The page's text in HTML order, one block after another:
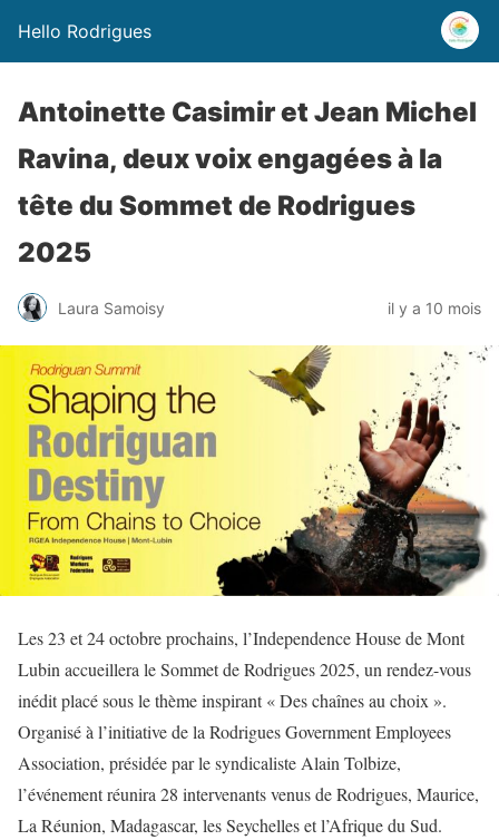
Hello Rodrigues
Antoinette Casimir et Jean Michel
Ravina, deux voix engagées à la
tête du Sommet de Rodrigues
2025
Laura Samoisy il y a 10 mois
Les 23 et 24 octobre prochains, l’Independence House de Mont
Lubin accueillera le Sommet de Rodrigues 2025, un rendez-vous
inédit placé sous le thème inspirant « Des chaînes au choix ».
Organisé à l’initiative de la Rodrigues Government Employees
Association, présidée par le syndicaliste Alain Tolbize,
l’événement réunira 28 intervenants venus de Rodrigues, Maurice,
La Réunion, Madagascar, les Seychelles et l’Afrique du Sud.